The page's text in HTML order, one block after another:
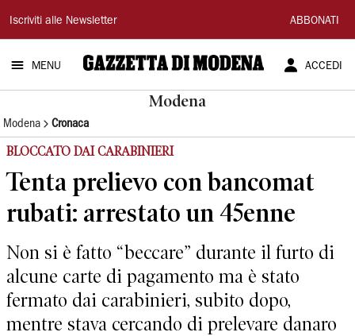
Gazzetta
di
Modena
Iscriviti alle Newsletter ABBONATI
MENU ACCEDI
Modena
Modena Cronaca
BLOCCATO DAI CARABINIERI
Tenta prelievo con bancomat
rubati: arrestato un 45enne
Non si è fatto “beccare” durante il furto di
alcune carte di pagamento ma è stato
fermato dai carabinieri, subito dopo,
mentre stava cercando di prelevare danaro